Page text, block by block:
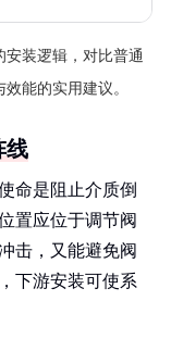
装逻辑，对比普通
能的实用建议。
线
命是阻止介质倒
置应位于调节阀
击，又能避免阀
下游安装可使系